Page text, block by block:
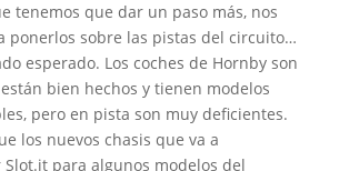
tenemos que dar un paso más, nos
ponerlos sobre las pistas del circuito…
esperado. Los coches de Hornby son
bien hechos y tienen modelos
pero en pista son muy deficientes.
los nuevos chasis que va a
para algunos modelos del